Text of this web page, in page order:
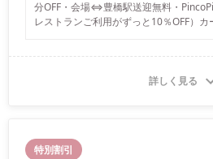
分OFF・会場⇔豊橋駅送迎無料・
詳しく見る
特別割引